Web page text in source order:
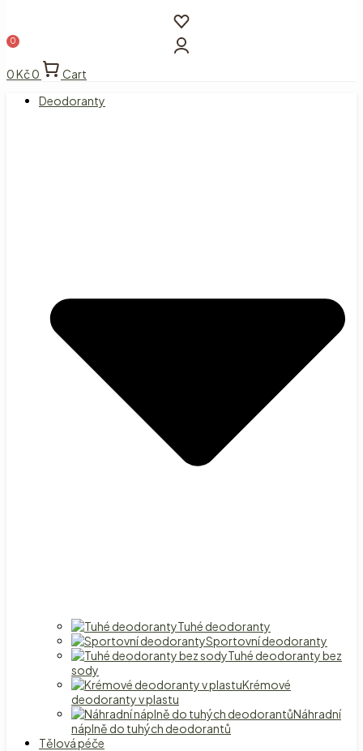
0Kč0
Cart
Deodoranty
Tuhé deodoranty
Sportovní deodoranty
Tuhé deodoranty bez
sody
Krémové
deodoranty v plastu
Náhradní
náplně do tuhých deodorantů
Tělová péče